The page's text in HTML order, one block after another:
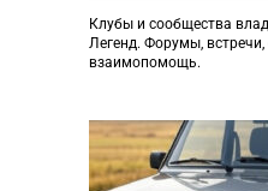
Клубы и сообщества
Легенд. Форумы,
взаимопомощь.